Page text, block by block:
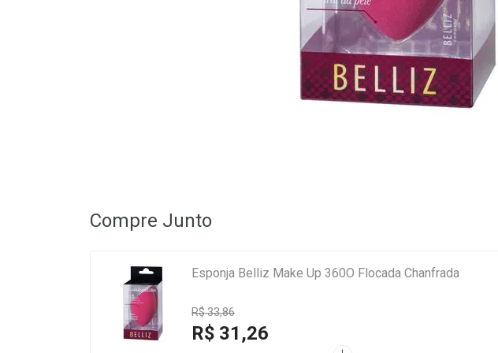
Compre Junto
Esponja Belliz Make Up 360O Flocada Chanfrada
R$ 33,86
R$ 31,26